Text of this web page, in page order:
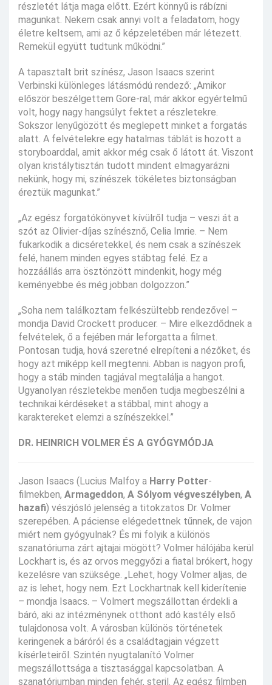
részletét látja maga előtt. Ezért könnyű is rábízni
magunkat. Nekem csak annyi volt a feladatom, hogy
életre keltsem, ami az ő képzeletében már létezett.
Remekül együtt tudtunk működni.”
A tapasztalt brit színész, Jason Isaacs szerint
Verbinski különleges látásmódú rendező: „Amikor
először beszélgettem Gore-ral, már akkor egyértelmű
volt, hogy nagy hangsúlyt fektet a részletekre.
Sokszor lenyűgözött és meglepett minket a forgatás
alatt. A felvételekre egy hatalmas táblát is hozott a
storyboarddal, amit akkor még csak ő látott át. Viszont
olyan kristálytisztán tudott mindent elmagyarázni
nekünk, hogy mi, színészek tökéletes biztonságban
éreztük magunkat.”
„Az egész forgatókönyvet kívülről tudja – veszi át a
szót az Olivier-díjas színésznő, Celia Imrie. – Nem
fukarkodik a dicséretekkel, és nem csak a színészek
felé, hanem minden egyes stábtag felé. Ez a
hozzáállás arra ösztönzött mindenkit, hogy még
keményebbe és még jobban dolgozzon.”
„Soha nem találkoztam felkészültebb rendezővel –
mondja David Crockett producer. – Mire elkezdődnek a
felvételek, ő a fejében már leforgatta a filmet.
Pontosan tudja, hová szeretné elrepíteni a nézőket, és
hogy azt miképp kell megtenni. Abban is nagyon profi,
hogy a stáb minden tagjával megtalálja a hangot.
Ugyanolyan részletekbe menően tudja megbeszélni a
technikai kérdéseket a stábbal, mint ahogy a
karaktereket elemzi a színészekkel.”
DR. HEINRICH VOLMER ÉS A GYÓGYMÓDJA
Jason Isaacs (Lucius Malfoy a Harry Potter-
filmekben, Armageddon, A Sólyom végveszélyben, A
hazafi) vészjósló jelenség a titokzatos Dr. Volmer
szerepében. A páciense elégedettnek tűnnek, de vajon
miért nem gyógyulnak? És mi folyik a különös
szanatóriuma zárt ajtajai mögött? Volmer hálójába kerül
Lockhart is, és az orvos meggyőzi a fiatal brókert, hogy
kezelésre van szüksége. „Lehet, hogy Volmer aljas, de
az is lehet, hogy nem. Ezt Lockhartnak kell kiderítenie
– mondja Isaacs. – Volmert megszállottan érdekli a
báró, aki az intézménynek otthont adó kastély első
tulajdonosa volt. A városban különös történetek
keringenek a báróról és a családtagjain végzett
kísérleteiről. Szintén nyugtalanító Volmer
megszállottsága a tisztasággal kapcsolatban. A
szanatóriumban minden fehér, steril. Az egész filmben